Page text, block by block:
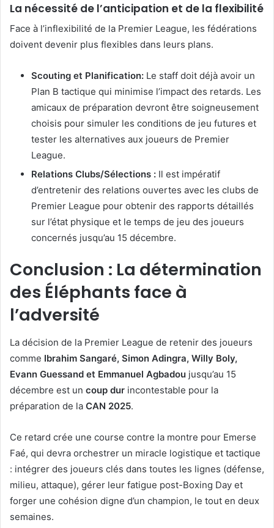
La nécessité de l’anticipation et de la flexibilité
Face à l’inflexibilité de la Premier League, les fédérations
doivent devenir plus flexibles dans leurs plans.
Scouting et Planification: Le staff doit déjà avoir un
Plan B tactique qui minimise l’impact des retards. Les
amicaux de préparation devront être soigneusement
choisis pour simuler les conditions de jeu futures et
tester les alternatives aux joueurs de Premier
League.
Relations Clubs/Sélections : Il est impératif
d’entretenir des relations ouvertes avec les clubs de
Premier League pour obtenir des rapports détaillés
sur l’état physique et le temps de jeu des joueurs
concernés jusqu’au 15 décembre.
Conclusion : La détermination
des Éléphants face à
l’adversité
La décision de la Premier League de retenir des joueurs
comme Ibrahim Sangaré, Simon Adingra, Willy Boly,
Evann Guessand et Emmanuel Agbadou jusqu’au 15
décembre est un coup dur incontestable pour la
préparation de la CAN 2025.
Ce retard crée une course contre la montre pour Emerse
Faé, qui devra orchestrer un miracle logistique et tactique
: intégrer des joueurs clés dans toutes les lignes (défense,
milieu, attaque), gérer leur fatigue post-Boxing Day et
forger une cohésion digne d’un champion, le tout en deux
semaines.